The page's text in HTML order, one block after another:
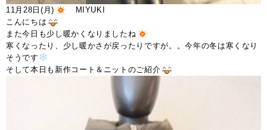
11月28日(月)
MIYUKI
こんにちは
また今日も少し暖かくなりましたね
寒くなったり、少し暖かさが戻ったりですが。。今年の冬は寒くなり
そうです
そして本日も新作コート＆ニットのご紹介